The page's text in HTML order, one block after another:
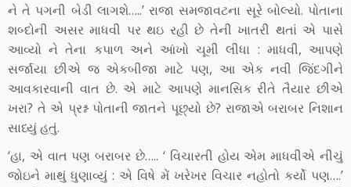
ને તે પગની બેડી લાગશે…..’ રાજા સમજાવટના સૂરે બોલ્યો. પોતાના
શબ્દોની અસર માધવી પર થઇ રહી છે તેની ખાતરી થતાં એ પાસે
આવ્યો ને તેના કપાળ અને આંખો ચૂમી લીધા : માધવી, આપણે
સર્જાયા છીએ જ એકબીજા માટે પણ, આ એક નવી જિંદગીને
આવકારવાની વાત છે. એ માટે આપણે માનસિક રીતે તૈયાર છીએ
ખરા? તે એ પ્રશ્ન પોતાની જાતને પૂછ્યો છે? રાજાએ બરાબર નિશાન
સાધ્યું હતું.
‘હા, એ વાત પણ બરાબર છે….. ‘ વિચારતી હોય એમ માધવીએ નીચું
જોઇને માથું ધુણાવ્યું : એ વિષે મેં ખરેખર વિચાર નહોતો કર્યો પણ….’